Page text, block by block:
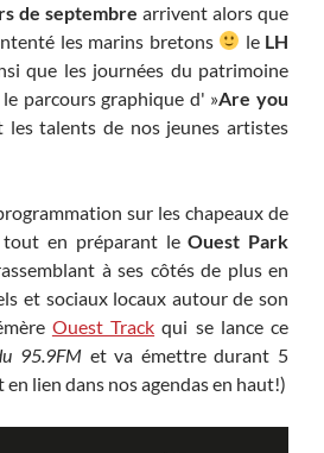
de septembre arrivent alors que
les marins bretons
le LH
que les journées du patrimoine
parcours graphique d' »Are you
talents de nos jeunes artistes
sur les chapeaux de
en préparant leOuest Park
à ses côtés de plus en
et sociaux locaux autour de son
Ouest Track qui se lance ce
95.9FM et va émettre durant 5
lien dans nos agendas en haut!)